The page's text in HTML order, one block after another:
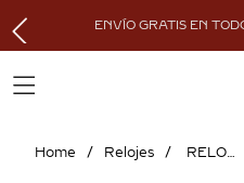
ENVÍO GRATIS EN
Relojes RELOJ PANTHÈRE DE CARTIER